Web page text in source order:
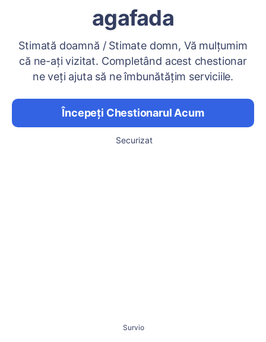
agafada
Stimată doamnă / Stimate domn, Vă mulțumim
că ne-ați vizitat. Completând acest chestionar
ne veți ajuta să ne îmbunătățim serviciile.
Începeți Chestionarul Acum
Securizat
Survio